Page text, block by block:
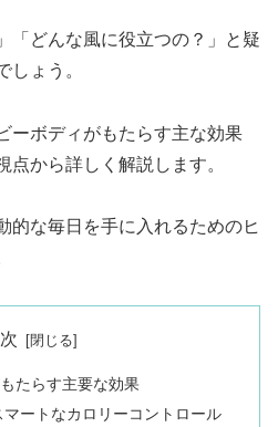
「どんな風に役立つの？」と疑
しょう。
ーボディがもたらす主な効果
点から詳しく解説します。
的な毎日を手に入れるためのヒ
たらす主要な効果
ートなカロリーコントロール